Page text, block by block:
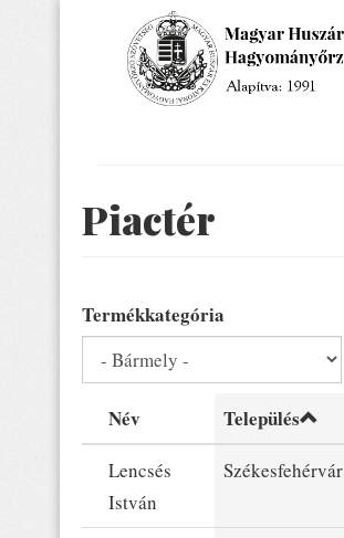
Piactér
Termékkategória
Név Település
Lencsés
István
Székesfehérvár